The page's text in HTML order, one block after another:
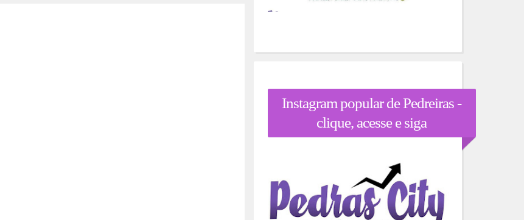
Instagram popular de Pedreiras -
clique, acesse e siga